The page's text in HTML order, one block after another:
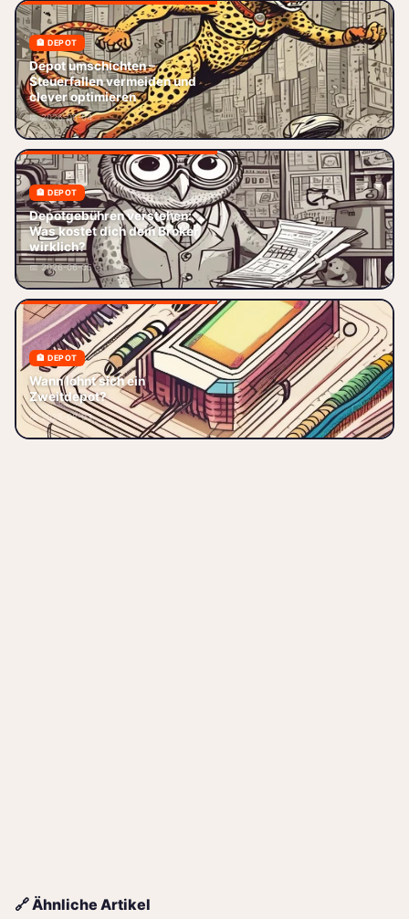
🏦 DEPOT
Depot umschichten –
Steuerfallen vermeiden und
clever optimieren
📅 2026-06-04
Depot umschichten –
Steuerfallen vermeiden und
clever optimieren Du willst dein
Depot endlich mal richtig
aufräumen? Al
🏦 DEPOT
Depotgebühren verstehen:
Was kostet dich dein Broker
wirklich?
📅 2026-06-05
Depotgebühren verstehen: So
hoch sind deine tatsächlichen
Kosten – vergleiche Broker,
spare bis zu 80 % und optimiere
je
🏦 DEPOT
Wann lohnt sich ein
Zweitdepot?
📅 2026-08-03
Wann lohnt sich ein Zweitdepot?
Ich selbst habe lange mit nur
einem Depot gearbeitet. Alles
schön zentral bei einer Ban
🔗 Ähnliche Artikel